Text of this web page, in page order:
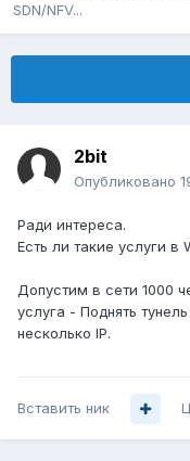
SDN/NFV...
2bit
Опубликовано
Ради интереса.
Есть ли такие услуги в
Допустим в сети 1000
услуга - Поднять
несколько IP.
Вставить ник